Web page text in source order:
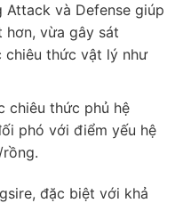
Attack và Defense giúp
hơn, vừa gây sát
chiêu thức vật lý như
chiêu thức phủ hệ
phó với điểm yếu hệ
đặc biệt với khả